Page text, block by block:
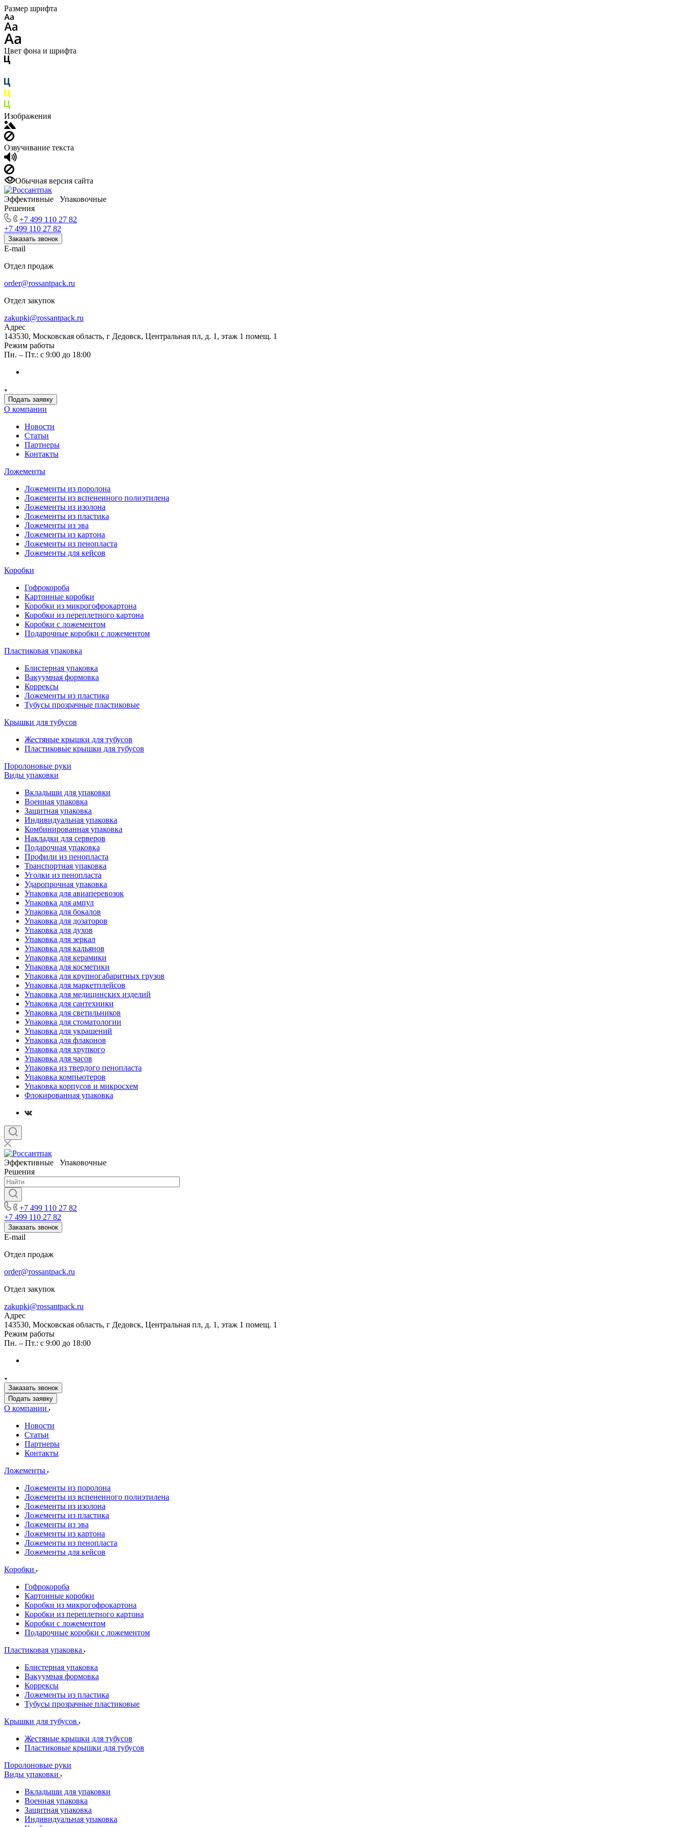
Размер шрифта
Цвет фона и шрифта
Изображения
Озвучивание текста
Обычная версия сайта
Эффективные Упаковочные
Решения
+7 499 110 27 82
+7 499 110 27 82
Заказать звонок
E-mail
Отдел продаж
order@rossantpack.ru
Отдел закупок
zakupki@rossantpack.ru
Адрес
143530, Московская область, г Дедовск, Центральная пл, д. 1, этаж 1 помещ. 1
Режим работы
Пн. – Пт.: с 9:00 до 18:00
Подать заявку
О компании
Новости
Статьи
Партнеры
Контакты
Ложементы
Ложементы из поролона
Ложементы из вспененного полиэтилена
Ложементы из изолона
Ложементы из пластика
Ложементы из эва
Ложементы из картона
Ложементы из пенопласта
Ложементы для кейсов
Коробки
Гофрокороба
Картонные коробки
Коробки из микрогофрокартона
Коробки из переплетного картона
Коробки с ложементом
Подарочные коробки с ложементом
Пластиковая упаковка
Блистерная упаковка
Вакуумная формовка
Коррексы
Ложементы из пластика
Тубусы прозрачные пластиковые
Крышки для тубусов
Жестяные крышки для тубусов
Пластиковые крышки для тубусов
Поролоновые руки
Виды упаковки
Вкладыши для упаковки
Военная упаковка
Защитная упаковка
Индивидуальная упаковка
Комбинированная упаковка
Накладки для серверов
Подарочная упаковка
Профили из пенопласта
Транспортная упаковка
Уголки из пенопласта
Ударопрочная упаковка
Упаковка для авиаперевозок
Упаковка для ампул
Упаковка для бокалов
Упаковка для дозаторов
Упаковка для духов
Упаковка для зеркал
Упаковка для кальянов
Упаковка для керамики
Упаковка для косметики
Упаковка для крупногабаритных грузов
Упаковка для маркетплейсов
Упаковка для медицинских изделий
Упаковка для сантехники
Упаковка для светильников
Упаковка для стоматологии
Упаковка для украшений
Упаковка для флаконов
Упаковка для хрупкого
Упаковка для часов
Упаковка из твердого пенопласта
Упаковка компьютеров
Упаковка корпусов и микросхем
Флокированная упаковка
Эффективные Упаковочные
Решения
+7 499 110 27 82
+7 499 110 27 82
Заказать звонок
E-mail
Отдел продаж
order@rossantpack.ru
Отдел закупок
zakupki@rossantpack.ru
Адрес
143530, Московская область, г Дедовск, Центральная пл, д. 1, этаж 1 помещ. 1
Режим работы
Пн. – Пт.: с 9:00 до 18:00
Заказать звонок
Подать заявку
О компании
Новости
Статьи
Партнеры
Контакты
Ложементы
Ложементы из поролона
Ложементы из вспененного полиэтилена
Ложементы из изолона
Ложементы из пластика
Ложементы из эва
Ложементы из картона
Ложементы из пенопласта
Ложементы для кейсов
Коробки
Гофрокороба
Картонные коробки
Коробки из микрогофрокартона
Коробки из переплетного картона
Коробки с ложементом
Подарочные коробки с ложементом
Пластиковая упаковка
Блистерная упаковка
Вакуумная формовка
Коррексы
Ложементы из пластика
Тубусы прозрачные пластиковые
Крышки для тубусов
Жестяные крышки для тубусов
Пластиковые крышки для тубусов
Поролоновые руки
Виды упаковки
Вкладыши для упаковки
Военная упаковка
Защитная упаковка
Индивидуальная упаковка